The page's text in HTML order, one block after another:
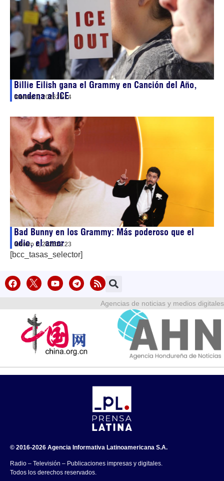
Billie Eilish gana el Grammy en Canción del Año,
condena al ICE
febrero 1, 202623:14
Bad Bunny en los Grammy: Más poderoso que el
odio, el amor
febrero 1, 202622:23
[bcc_tasas_selector]
Agencias de noticias y medios digitales
© 2016-2026 Agencia Informativa Latinoamericana S.A.
Radio – Televisión – Publicaciones impresas y digitales.
Todos los derechos reservados.